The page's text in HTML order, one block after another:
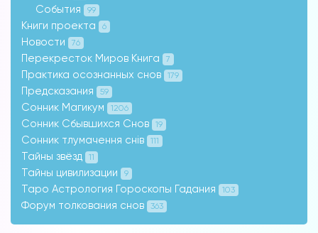
События 99
Книги проекта 6
Новости 76
Перекресток Миров Книга 7
Практика осознанных снов 179
Предсказания 59
Сонник Магикум 1206
Сонник Сбывшихся Снов 19
Сонник тлумачення снів 111
Тайны звёзд 11
Тайны цивилизации 9
Таро Астрология Гороскопы Гадания 103
Форум толкования снов 363